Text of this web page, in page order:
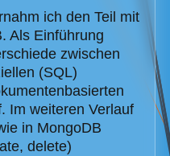
ich den Teil mit
Als Einführung
zwischen
(SQL)
Im weiteren Verlauf
in MongoDB
delete)